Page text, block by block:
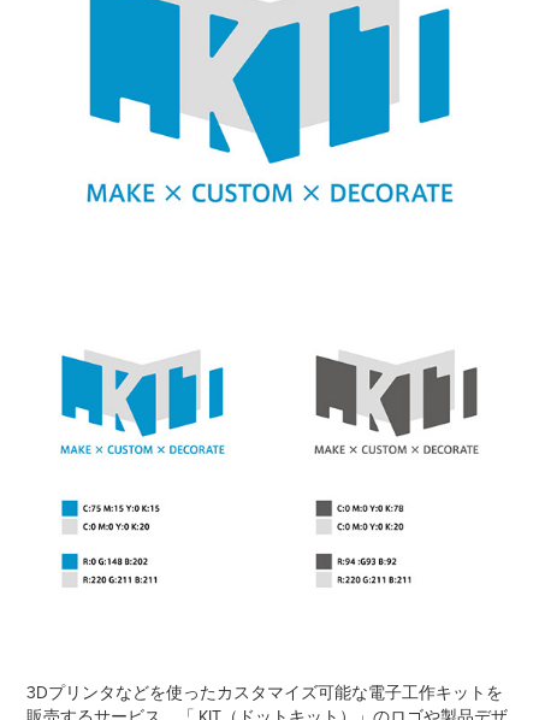
3Dプリンタなどを使ったカスタマイズ可能な電子工作キットを